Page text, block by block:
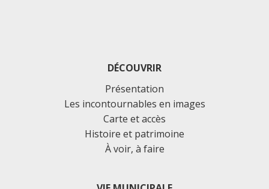
DÉCOUVRIR
Présentation
Les incontournables en images
Carte et accès
Histoire et patrimoine
À voir, à faire